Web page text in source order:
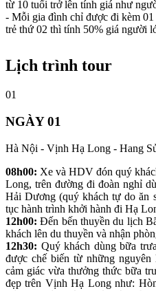
từ 10 tuổi trở lên tính giá như
- Mỗi gia đình chỉ được đi kèm
trẻ thứ 02 thì tính 50% giá người
Lịch trình tour
01
NGÀY 01
Hà Nội - Vịnh Hạ Long - Hang
08h00: Xe và HDV đón quý
Long, trên đường đi đoàn nghỉ
Hải Dương (quý khách tự do ăn
tục hành trình khởi hành đi Hạ
12h00:Đến bến thuyền du lịch
khách lên du thuyền và nhận
12h30: Quý khách dùng bữa
được chế biến từ những
cảm giác vừa thưởng thức bữa
đẹp trên Vịnh Hạ Long như: